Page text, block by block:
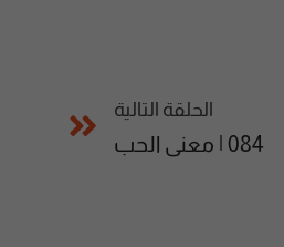
الحلقة التالية
084 | معنى الحب